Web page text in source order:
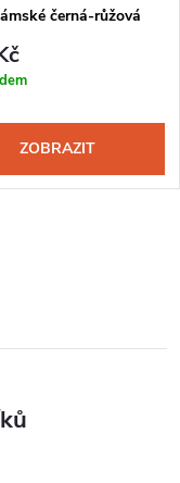
černá-růžová
ZOBRAZIT